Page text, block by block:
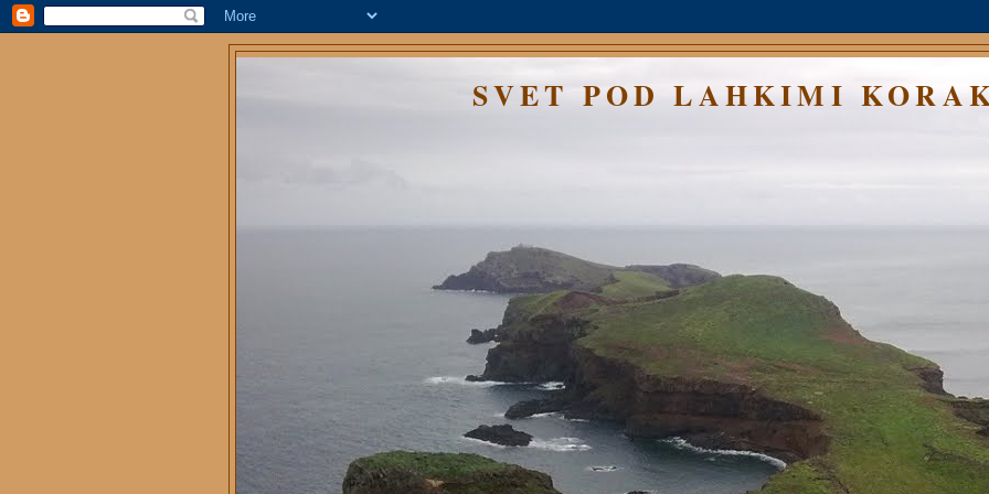
SVET POD LAHKIMI